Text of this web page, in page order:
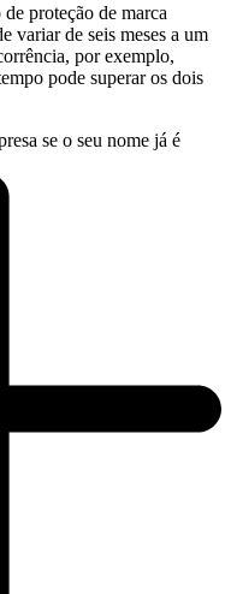
proteção de marca
variar de seis meses a um
por exemplo,
pode superar os dois
se o seu nome já é